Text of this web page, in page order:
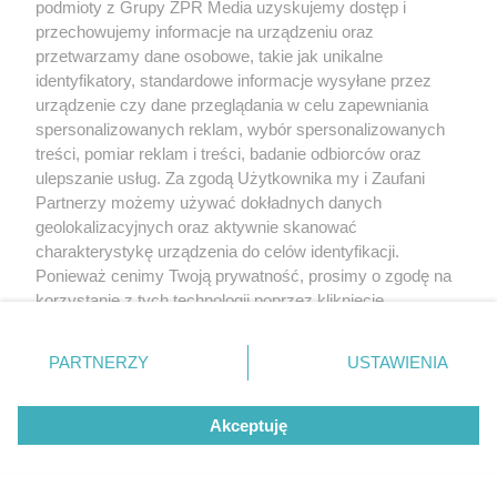
sprężarki instalacja powinna zawierać nawet
dziesięciokrotnie większą pojemność. Przy tej okazji
należy zaznaczyć, że instalacje grzejnikowe nie
nadają się z reguły do układów bezpośrednich z
pompą ciepła z uwagi na małą bezwładność, niewielką
pojemność wodną i stosunkowo dużą obliczeniową
różnicę temperatur (10 K).
Jeżeli instalacja grzewcza nie jest w stanie zapewnić
minimalnego i stałego przepływu, układ trzeba
są najmniej kłopotliwe zarówno w pracy, jak i podczas
tylko części instalacji od pompy ciepła do bufora.
podmioty z Grupy ZPR Media uzyskujemy dostęp i
przechowujemy informacje na urządzeniu oraz
przetwarzamy dane osobowe, takie jak unikalne
identyfikatory, standardowe informacje wysyłane przez
urządzenie czy dane przeglądania w celu zapewniania
spersonalizowanych reklam, wybór spersonalizowanych
treści, pomiar reklam i treści, badanie odbiorców oraz
ulepszanie usług. Za zgodą Użytkownika my i Zaufani
Partnerzy możemy używać dokładnych danych
geolokalizacyjnych oraz aktywnie skanować
charakterystykę urządzenia do celów identyfikacji.
Ponieważ cenimy Twoją prywatność, prosimy o zgodę na
korzystanie z tych technologii poprzez kliknięcie
zmienić/wycofać klikając przycisk ustawień prywatności
znajdujący się w lewym dolnym rogu strony
rodzaje przetwarzania danych nie wymagają zgody
użytkownika, ale masz prawo sprzeciwić się takiemu
przetwarzaniu. Preferencje będą miały zastosowanie tylko
PARTNERZY USTAWIENIA
Akceptuję